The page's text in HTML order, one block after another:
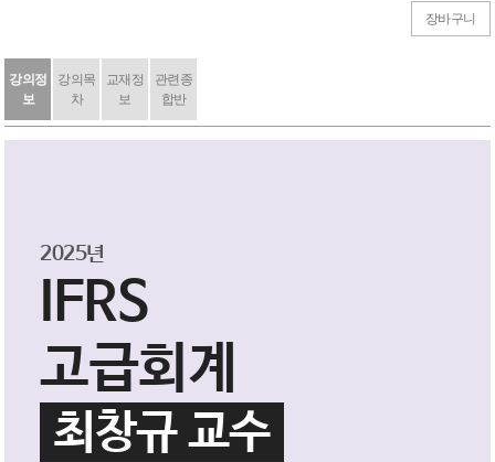
장바구니
강의정
보
강의목
차
교재정
보
관련종
합반
2025년
IFRS
고급회계
최창규 교수